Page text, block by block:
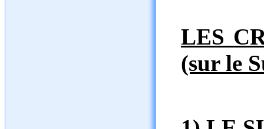
LES
(sur le